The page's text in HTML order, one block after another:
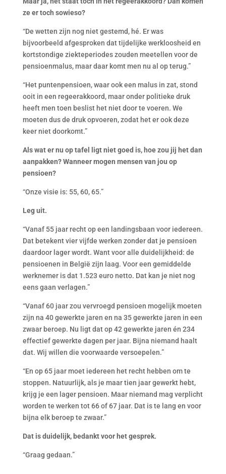
ze er toch sowieso?
“De wetten zijn nog niet gestemd, hé. Er was
bijvoorbeeld afgesproken dat tijdelijke werkloosheid en
kortstondige ziekteperiodes zouden meetellen voor de
pensioenmalus, maar daar komt men nu al op terug.”
“Het puntenpensioen, waar ook een malus in zat, stond
ooit in een regeerakkoord, maar onder politieke druk
heeft men toen beslist het niet door te voeren. We
moeten dus de druk opvoeren, zodat het er ook deze
keer niet doorkomt.”
Als wat er nu op tafel ligt niet goed is, hoe zou jij het dan
aanpakken? Wanneer mogen mensen van jou op
pensioen?
“Onze visie is: 55, 60, 65.”
Leg uit.
“Vanaf 55 jaar recht op een landingsbaan voor iedereen.
Dat betekent vier vijfde werken zonder dat je pensioen
daardoor lager wordt. Want voor alle duidelijkheid: de
pensioenen in België zijn laag. Voor een gemiddelde
werknemer is dat 1.523 euro netto. Dat kan je niet nog
eens gaan verlagen.”
“Vanaf 60 jaar zou vervroegd pensioen mogelijk moeten
zijn na 40 gewerkte jaren en na 35 gewerkte jaren in een
zwaar beroep. Nu ligt dat op 42 gewerkte jaren én 234
effectief gewerkte dagen per jaar. Bijna niemand haalt
dat. Wij willen die voorwaarde versoepelen.”
“En op 65 jaar moet iedereen het recht hebben om te
stoppen. Natuurlijk, als je maar tien jaar gewerkt hebt,
krijg je een lager pensioen. Maar niemand mag verplicht
worden te werken tot 66 of 67 jaar. Dat is te lang en voor
bijna elk beroep te zwaar.”
Dat is duidelijk, bedankt voor het gesprek.
“Graag gedaan.”